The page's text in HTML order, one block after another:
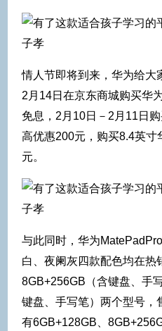
情人节即将到来，华为给大
2月14日在京东商城购买华
免息，2月10日－2月11日
高优惠200元，购买8.4英寸
元。
与此同时，华为
白、夜阑灰四款配色均在热
8GB+256GB（含键盘、手
键盘、手写笔）两个型号，
有6GB+128GB、